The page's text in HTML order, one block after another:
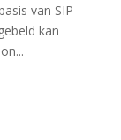
van SIP
kan